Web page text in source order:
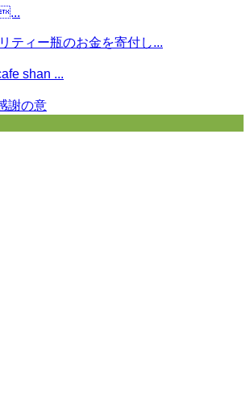
ティー瓶のお金を寄付し...
shan ...
謝の意